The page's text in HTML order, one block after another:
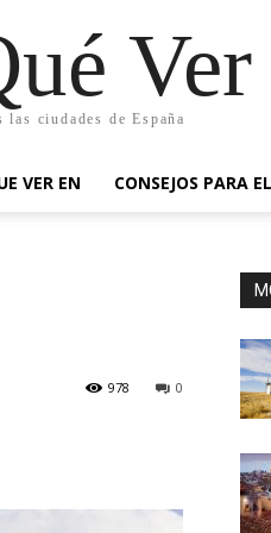
Ver
ciudades de España
VER EN CONSEJOS PARA
0
978